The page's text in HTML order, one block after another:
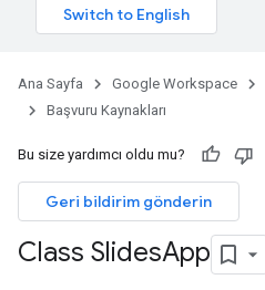
Ana Sayfa Google Workspace
Başvuru Kaynakları
Bu size yardımcı oldu mu?
Geri bildirim gönderin
Class SlidesApp